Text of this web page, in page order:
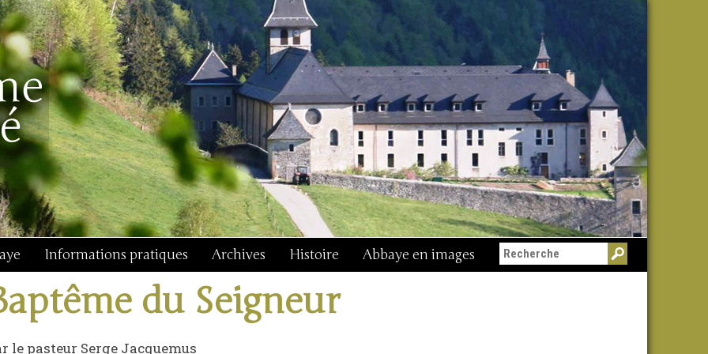
Informations pratiques Archives Histoire Abbaye en images
du Seigneur
le pasteur Serge Jacquemus